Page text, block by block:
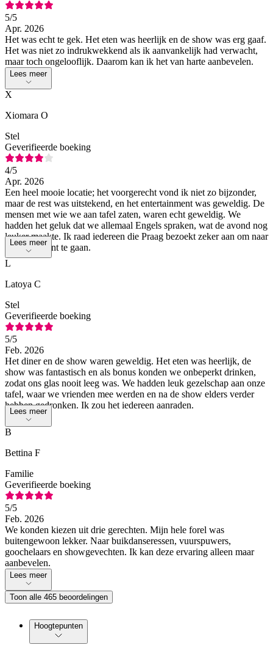
5/5
Apr. 2026
Het was echt te gek. Het eten was heerlijk en de show was erg gaaf.
Het was niet zo indrukwekkend als ik aanvankelijk had verwacht,
maar toch ongelooflijk. Daarom kan ik het van harte aanbevelen.
Lees meer
X
Xiomara O
Stel
Geverifieerde boeking
4/5
Apr. 2026
Een heel mooie locatie; het voorgerecht vond ik niet zo bijzonder,
maar de rest was uitstekend, en het entertainment was geweldig. De
mensen met wie we aan tafel zaten, waren echt geweldig. We
hadden het geluk dat we allemaal Engels spraken, wat de avond nog
leuker maakte. Ik raad iedereen die Praag bezoekt zeker aan om naar
dit evenement te gaan.
Lees meer
L
Latoya C
Stel
Geverifieerde boeking
5/5
Feb. 2026
Het diner en de show waren geweldig. Het eten was heerlijk, de
show was fantastisch en als bonus konden we onbeperkt drinken,
zodat ons glas nooit leeg was. We hadden leuk gezelschap aan onze
tafel, waar we vrienden mee werden en na de show elders verder
hebben gedronken. Ik zou het iedereen aanraden.
Lees meer
B
Bettina F
Familie
Geverifieerde boeking
5/5
Feb. 2026
We konden kiezen uit drie gerechten. Mijn hele forel was
buitengewoon lekker. Naar buikdanseressen, vuurspuwers,
goochelaars en showgevechten. Ik kan deze ervaring alleen maar
aanbevelen.
Lees meer
Toon alle 465 beoordelingen
Hoogtepunten